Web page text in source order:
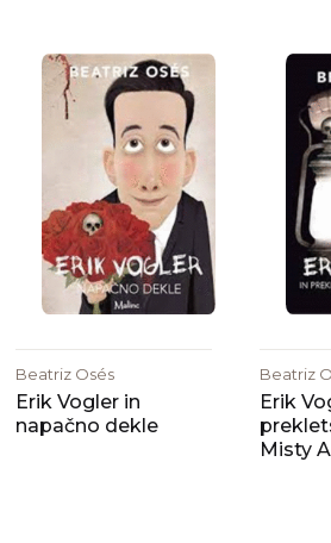
Beatriz Osés
Erik Vogler in
napačno dekle
Beatriz
Erik
Misty